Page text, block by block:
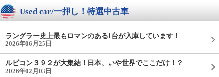
Used car/一押し！特選中古車
ラングラー史上最もロマンのある1台が入庫しています！
2026年06月25日
ルビコン３９２が大集結！日本、いや世界でここだけ！？
2026年02月03日